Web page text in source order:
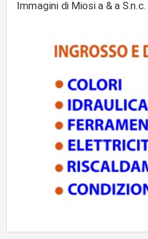
Immagini di Miosi a & a S.n.c.